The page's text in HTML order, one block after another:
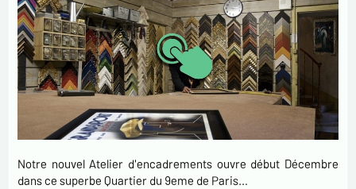
Notre nouvel Atelier d'encadrements ouvre début Décembre
dans ce superbe Quartier du 9eme de Paris…